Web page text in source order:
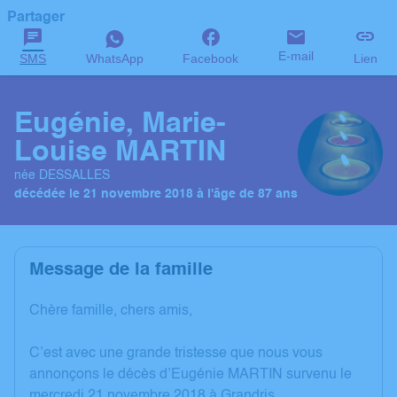
Partager
SMS WhatsApp Facebook E-mail Lien
Eugénie, Marie-
Louise MARTIN
née DESSALLES
décédée le 21 novembre 2018 à l'âge de 87 ans
Message de la famille
Chère famille, chers amis,
C’est avec une grande tristesse que nous vous
annonçons le décès d’Eugénie MARTIN survenu le